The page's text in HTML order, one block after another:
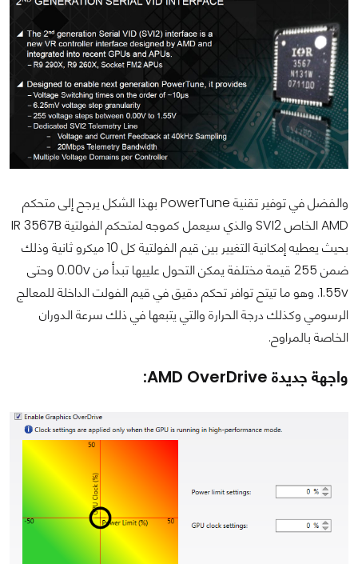
والفضل في توفير تقنية PowerTune بهذا الشكل يرجح إلى متحكم
AMD الخاص SVI2 والذي سيعمل كموجه لمتحكم الفولتية IR 3567B
بحيث يعطيه إمكانية التغيير بين قيم الفولتية كل 10 ميكرو ثانية وذلك
ضمن 255 قيمة مختلفة يمكن التحول علييها تبدأ من 0.00v وحتى
1.55v. وهو ما تيتح توافر تحكم دقيق في قيم الفولت الداخلة للمعالج
الرسومي وكذلك درجة الحرارة والتي يتبعها في ذلك سرعة الدوران
الخاصة بالمراوح.
واجهة جديدة AMD OverDrive: